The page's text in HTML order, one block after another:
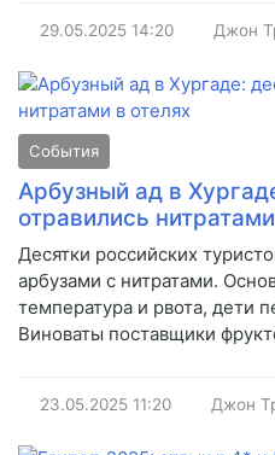
29.05.2025 14:20 Джон
События
Арбузный ад в
отравились
Десятки российских
арбузами с нитратами.
температура и рвота, дети
Виноваты поставщики
23.05.2025 11:20 Джон